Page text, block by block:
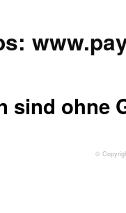
sind ohne
©